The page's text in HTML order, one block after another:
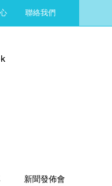
聯絡我們
新聞發佈會